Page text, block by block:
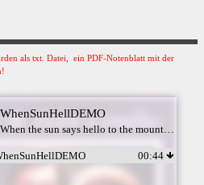
als txt. Datei, ein PDF-Notenblatt mit der
WhenSunHellDEMO
When the sun says hello to the mountain - Jim Ed Brown & Helen Cornelius
00:44